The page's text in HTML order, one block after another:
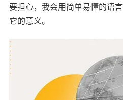
要担心，我会用简单易懂的语
它的意义。